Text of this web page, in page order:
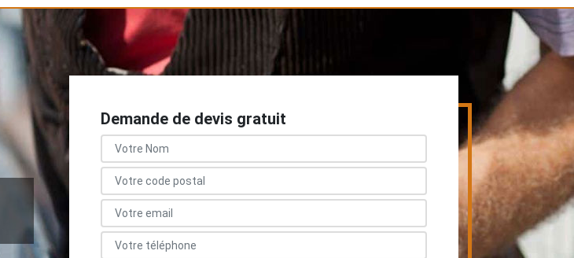
Demande de devis gratuit